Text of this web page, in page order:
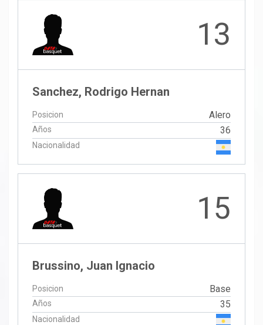
13
Sanchez, Rodrigo Hernan
Posicion Alero
Años 36
Nacionalidad
15
Brussino, Juan Ignacio
Posicion Base
Años 35
Nacionalidad